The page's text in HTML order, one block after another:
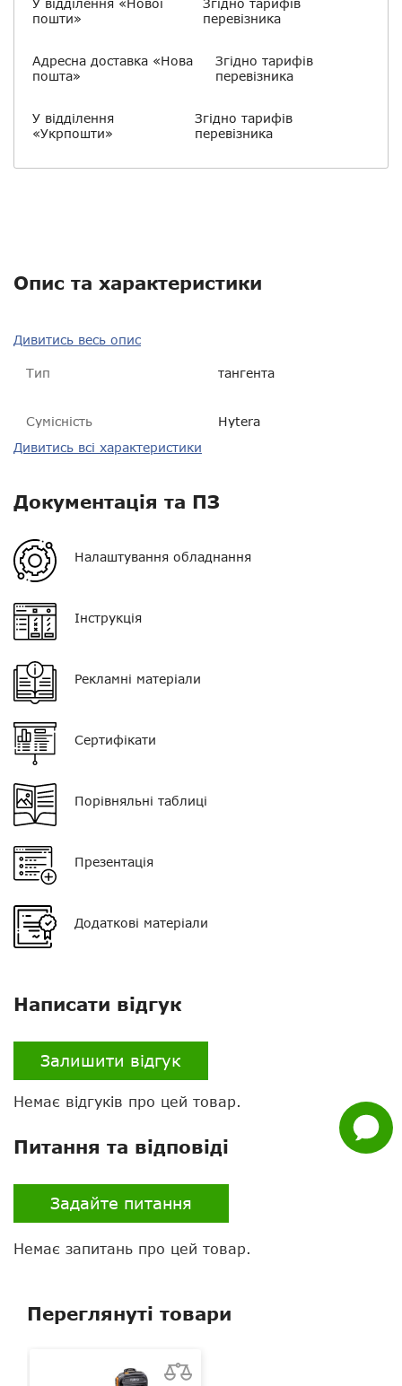
Задати
питання
У відділення «Нової
пошти»
Згідно тарифів
перевізника
Адресна доставка «Нова
пошта»
Згідно тарифів
перевізника
У відділення
«Укрпошти»
Згідно тарифів
перевізника
Опис та характеристики
Дивитись весь опис
Тип тангента
Сумісність Hytera
Пиловологозахист
Розмір 86 * 62 * 43 мм
Гарантія
VOX
Клавіатура
Тип мікрофона
Кнопка PTT
Роз'єм
Дивитись всі характеристики
Документація та ПЗ
Налаштування обладнання
Інструкція
Рекламні матеріали
Сертифікати
Порівняльні таблиці
Презентація
Додаткові матеріали
Написати відгук
Залишити відгук
Немає відгуків про цей товар.
Питання та відповіді
Задайте питання
Немає запитань про цей товар.
Переглянуті товари